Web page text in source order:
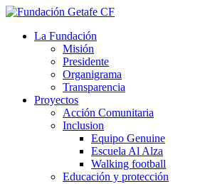
La Fundación
Misión
Presidente
Organigrama
Transparencia
Proyectos
Acción Comunitaria
Inclusion
Equipo Genuine
Escuela Al Alza
Walking football
Educación y protección